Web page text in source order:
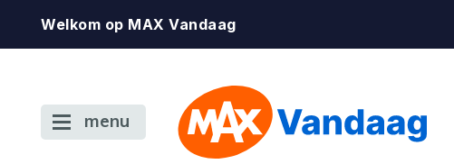
Welkom op MAX Vandaag
menu